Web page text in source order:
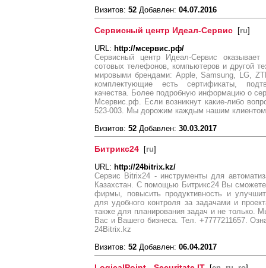
Визитов: 52 Добавлен: 04.07.2016
Сервисный центр Идеал-Сервис [ru]
URL: http://мсервис.рф/
Сервисный центр Идеал-Сервис
сотовых телефонов, компьютеров и другой
мировыми брендами: Apple, Samsung, LG,
комплектующие есть сертификаты,
качества. Более подробную информацию о
Мсервис.рф. Если возникнут какие-либо
523-003. Мы дорожим каждым нашим
Визитов: 52 Добавлен: 30.03.2017
Битрикс24 [ru]
URL: http://24bitrix.kz/
Сервис Bitrix24 - инструменты для
Казахстан. С помощью Битрикс24 Вы
фирмы, повысить продуктивность и
для удобного контроля за задачами и
также для планирования задач и не только.
Вас и Вашего бизнеса. Тел. +7777211657.
24Bitrix.kz
Визитов: 52 Добавлен: 06.04.2017